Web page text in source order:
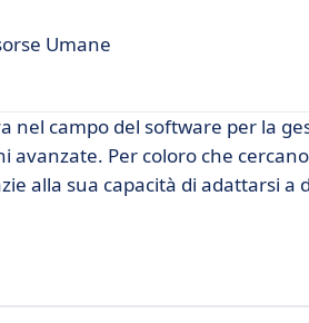
Umane
nel campo del software per la
Per coloro che
alla sua capacità di adattarsi a